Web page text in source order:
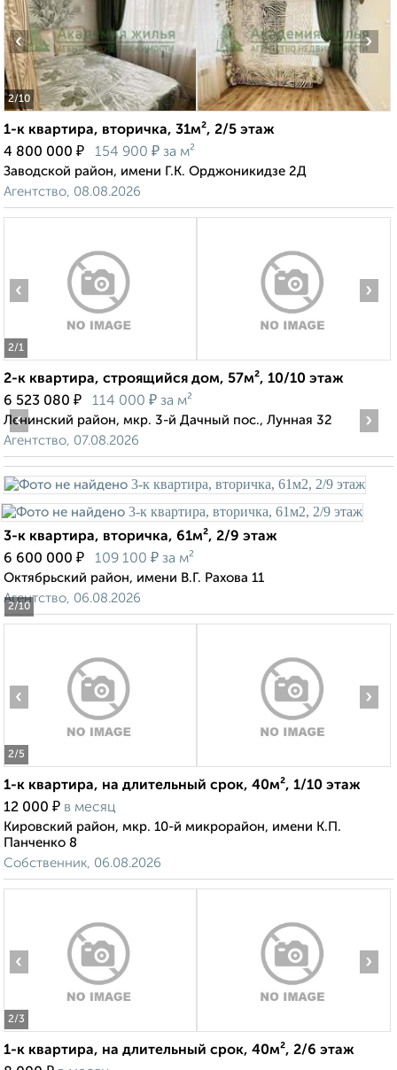
2/10
‹ ›
1-к квартира, вторичка, 31м², 2/5 этаж
4 800 000 ₽ 154 900 ₽ за м²
Заводской район, имени Г.К. Орджоникидзе 2Д
Агентство, 08.08.2026
2/1
‹ ›
2-к квартира, строящийся дом, 57м², 10/10 этаж
6 523 080 ₽ 114 000 ₽ за м²
Ленинский район, мкр. 3-й Дачный пос., Лунная 32
Агентство, 07.08.2026
2/10
‹ ›
3-к квартира, вторичка, 61м², 2/9 этаж
6 600 000 ₽ 109 100 ₽ за м²
Октябрьский район, имени В.Г. Рахова 11
Агентство, 06.08.2026
2/5
‹ ›
1-к квартира, на длительный срок, 40м², 1/10 этаж
12 000 ₽ в месяц
Кировский район, мкр. 10-й микрорайон, имени К.П.
Панченко 8
Собственник, 06.08.2026
2/3
‹ ›
1-к квартира, на длительный срок, 40м², 2/6 этаж